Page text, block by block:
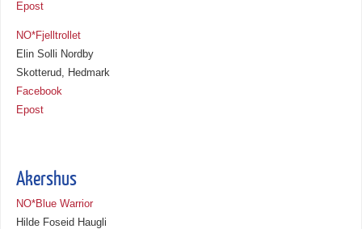
Epost
NO*Fjelltrollet
Elin Solli Nordby
Skotterud, Hedmark
Facebook
Epost
Akershus
NO*Blue Warrior
Hilde Foseid Haugli